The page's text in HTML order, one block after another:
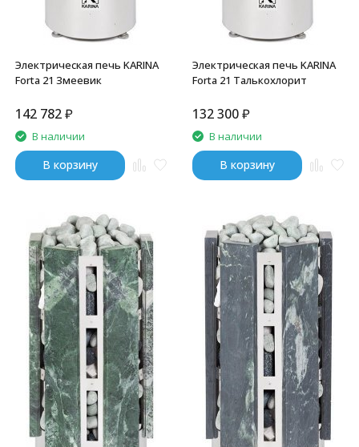
Электрическая печь KARINA
Forta 21 Змеевик
142 782₽
В наличии
В корзину
Электрическая печь KARINA
Forta 21 Талькохлорит
132 300₽
В наличии
В корзину